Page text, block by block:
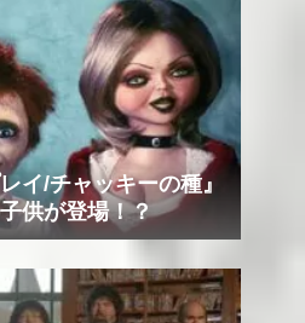
イ/チャッキーの種』
供が登場！？